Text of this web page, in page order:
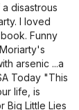
disastrous
I loved
Funny
arsenic ...a
Today "This
life, is
Big Little Lies